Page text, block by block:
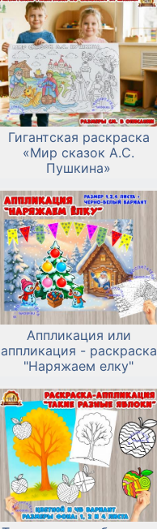
Гигантская раскраска
«Мир сказок А.С.
Пушкина»
Аппликация или
аппликация - раскраска
"Наряжаем елку"